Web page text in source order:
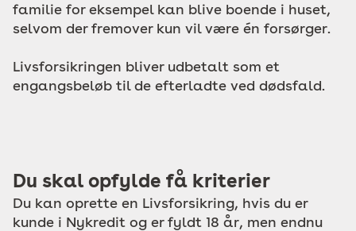
familie for eksempel kan blive boende i huset,
selvom der fremover kun vil være én forsørger.
Livsforsikringen bliver udbetalt som et
engangsbeløb til de efterladte ved dødsfald.
Du skal opfylde få kriterier
Du kan oprette en Livsforsikring, hvis du er
kunde i Nykredit og er fyldt 18 år, men endnu